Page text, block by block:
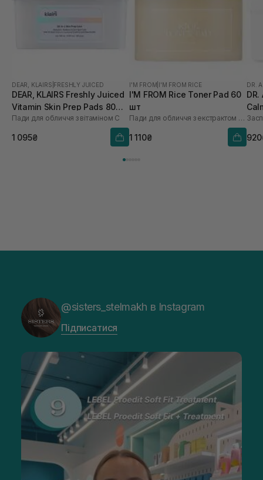
DEAR, KLAIRS FRESHLY JUICED
DEAR, KLAIRS Freshly Juiced
Vitamin Skin Prep Pads 80
шт
Пади для обличчя з вітаміном С
1 095₴
I'M FROM I'M FROM RICE
I'M FROM Rice Toner Pad 60
шт
Пади для обличчя з екстрактом рису
1 110₴
DR.
DR.
@sisters_stelmakh в Instagram
Підписатися